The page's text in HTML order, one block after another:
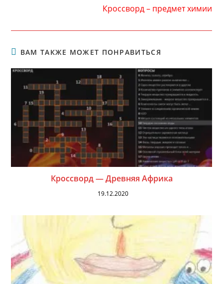
Кроссворд – предмет химии
ВАМ ТАКЖЕ МОЖЕТ ПОНРАВИТЬСЯ
Кроссворд — Древняя Африка
19.12.2020